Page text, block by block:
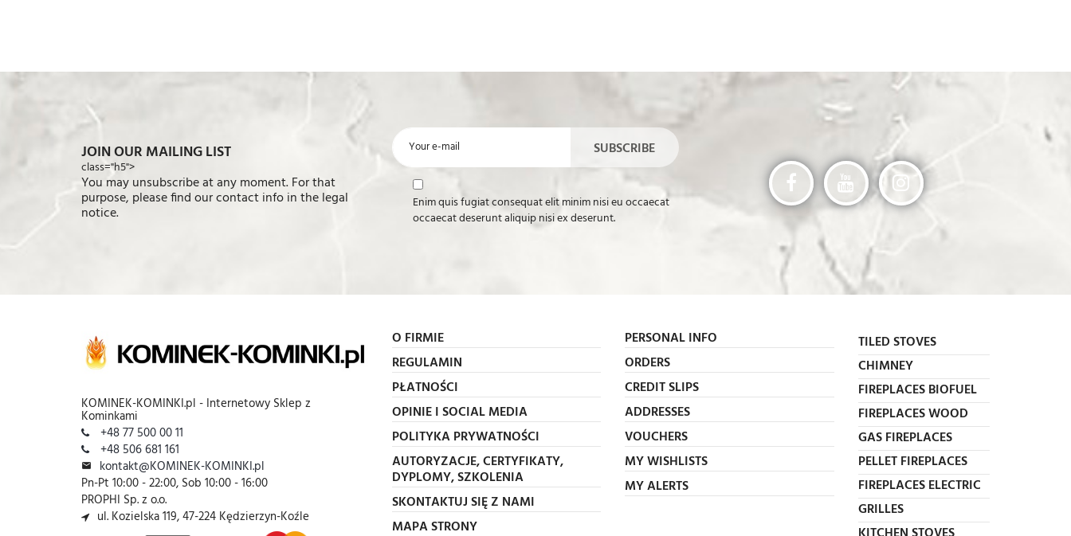
JOIN OUR MAILING LIST
class="h5">
You may unsubscribe at any moment. For that
purpose, please find our contact info in the legal
notice.
Enim quis fugiat consequat elit minim nisi eu occaecat
occaecat deserunt aliquip nisi ex deserunt.
KOMINEK-KOMINKI.pl - Internetowy Sklep z
Kominkami
+48 77 500 00 11
+48 506 681 161
kontakt@KOMINEK-KOMINKI.pl
Pn-Pt 10:00 - 22:00, Sob 10:00 - 16:00
PROPHI Sp. z o.o.
ul. Kozielska 119, 47-224 Kędzierzyn-Koźle
O FIRMIE
REGULAMIN
PŁATNOŚCI
OPINIE I SOCIAL MEDIA
POLITYKA PRYWATNOŚCI
AUTORYZACJE, CERTYFIKATY,
DYPLOMY, SZKOLENIA
SKONTAKTUJ SIĘ Z NAMI
MAPA STRONY
PERSONAL INFO
ORDERS
CREDIT SLIPS
ADDRESSES
VOUCHERS
MY WISHLISTS
MY ALERTS
TILED STOVES
CHIMNEY
FIREPLACES BIOFUEL
FIREPLACES WOOD
GAS FIREPLACES
PELLET FIREPLACES
FIREPLACES ELECTRIC
GRILLES